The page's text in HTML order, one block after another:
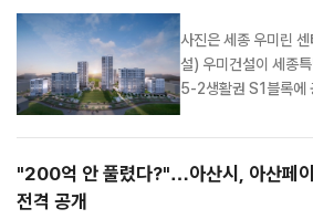
사진은 세종 우미린
설) 우미건설이 세종특별자치시 행정중심복합도시
5-2생활권 S1블록에
양 일정에 돌입한다. 청약은 8월 10일 특별공급을
시작으로 11일 일반
로 진행된다. 당첨자
"200억 안 풀렸다?"…아산시, 아산페
전격 공개